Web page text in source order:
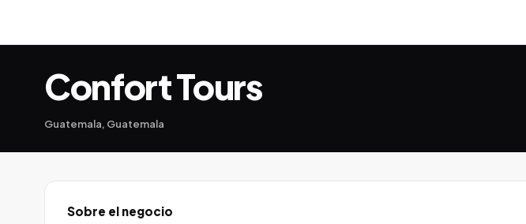
Confort Tours
Guatemala, Guatemala
Sobre el negocio